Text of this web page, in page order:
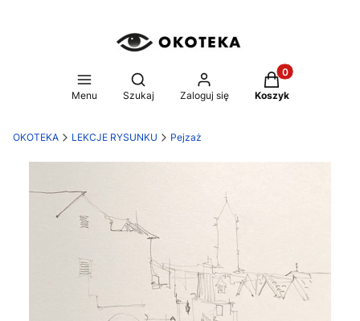
Menu
Otwórz wyszukiwarkę
Szukaj Zaloguj się
Produkty w
Koszyk
OKOTEKA LEKCJE RYSUNKU Pejzaż